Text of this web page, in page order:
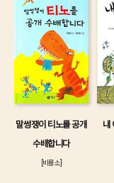
말썽쟁이 티노를 공개
수배합니다
[비룡소]
내